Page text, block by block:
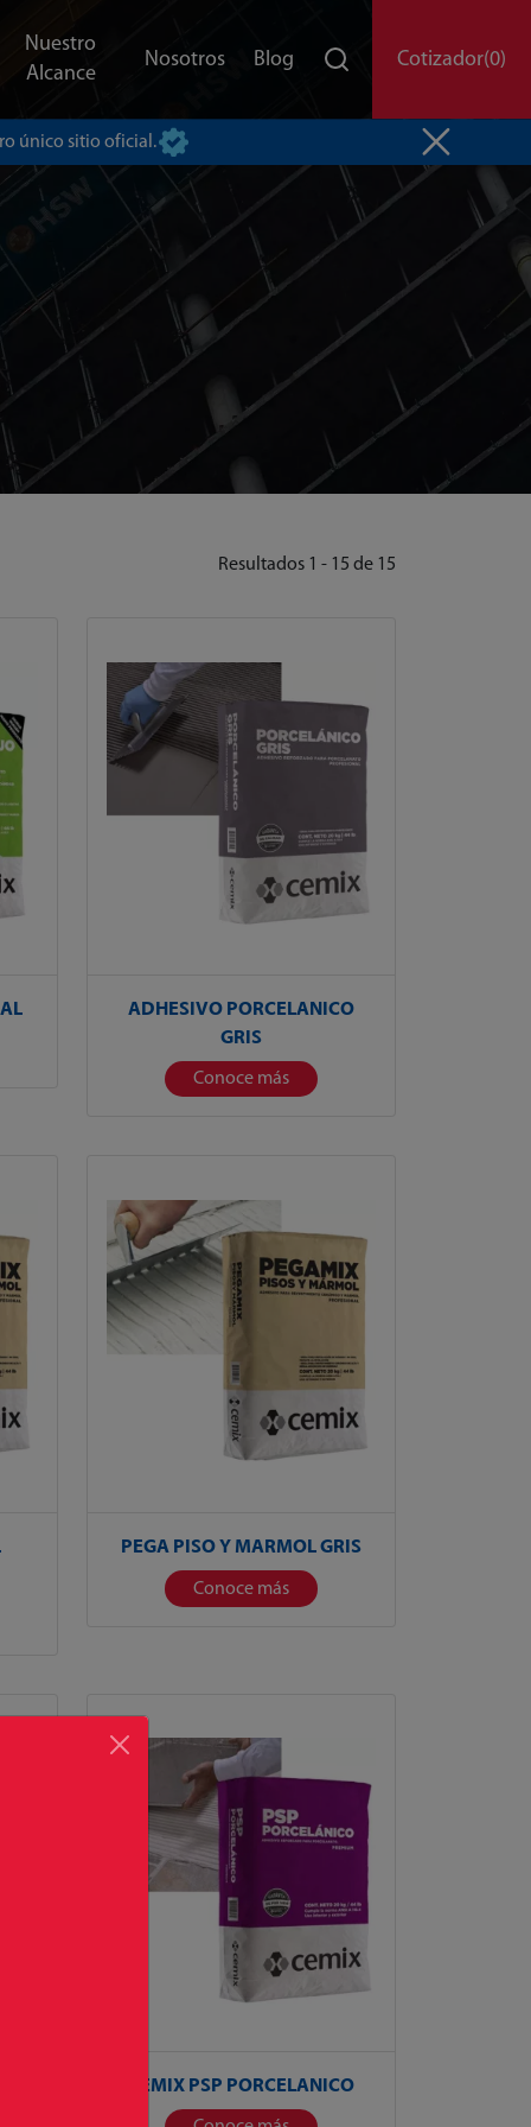
Nuestro
Alcance
Nosotros Blog Cotizador(0)
único sitio oficial.
Resultados 1 - 15 de 15
ADHESIVO PORCELANICO
GRIS
Conoce más
PEGA PISO Y MARMOL GRIS
Conoce más
CEMIX PSP PORCELANICO